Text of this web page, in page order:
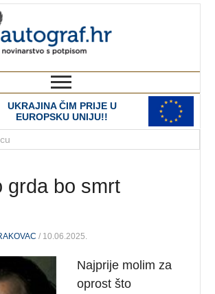
UKRAJINA ČIM PRIJE U
EUROPSKU UNIJU!!
grda bo smrt
/ 10.06.2025.
Najprije molim za
oprost što